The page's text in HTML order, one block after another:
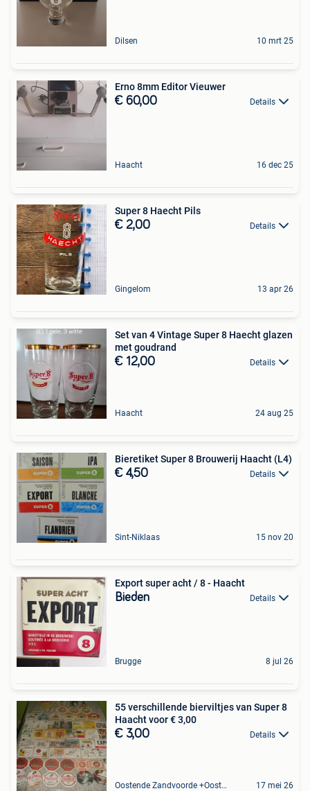
Dilsen 10 mrt 25
Erno 8mm Editor Vieuwer
€ 60,00 Details
Haacht 16 dec 25
Super 8 Haecht Pils
€ 2,00 Details
Gingelom 13 apr 26
Set van 4 Vintage Super 8 Haecht glazen
met goudrand
€ 12,00 Details
Haacht 24 aug 25
Bieretiket Super 8 Brouwerij Haacht (L4)
€ 4,50 Details
Sint-Niklaas 15 nov 20
Export super acht / 8 - Haacht
Bieden Details
Brugge 8 jul 26
55 verschillende bierviltjes van Super 8
Haacht voor € 3,00
€ 3,00 Details
Oostende Zandvoorde +Oostende 17 mei 26